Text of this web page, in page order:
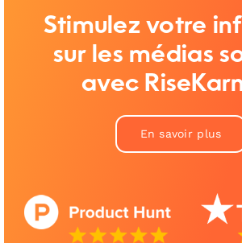
Stimulez votre
sur les médias
avec
En savoir plus